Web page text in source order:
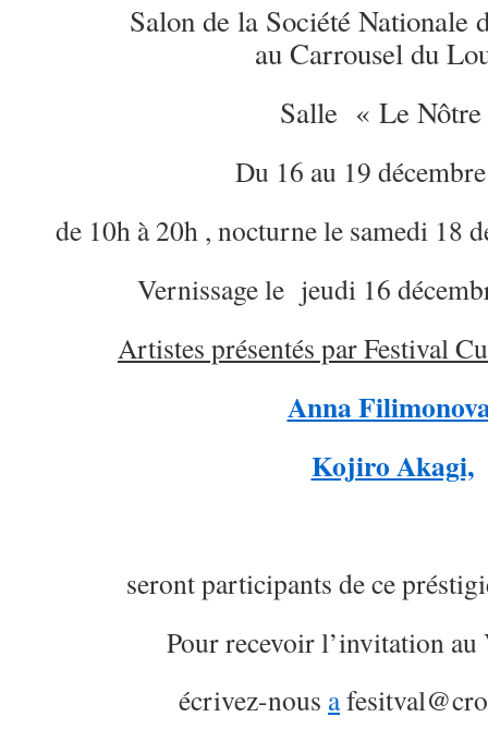
Salon de la Société Nationale
au Carrousel du
Salle « Le
Du 16 au 19
de 10h à 20h , nocturne le samedi 18
Vernissage le jeudi 16
Artistes présentés par Festival
Anna
Kojiro Akagi,
seront participants de ce
Pour recevoir l’invitation au
écrivez-nous a